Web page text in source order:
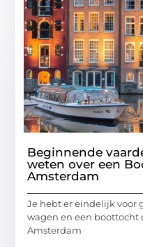
Beginnende
weten over een
Amsterdam
Je hebt er eindelijk voor
wagen en een boottocht
Amsterdam